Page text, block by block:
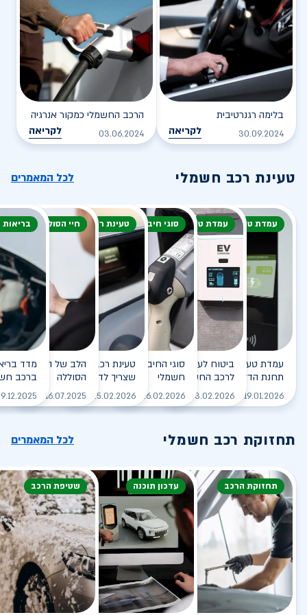
בלימה רגנרטיבית
30.09.2024 לקריאה
הרכב החשמלי כמקור אנרגיה
03.06.2024 לקריאה
טעינת רכב חשמלי לכל המאמרים
עמדת טעינה
עמדת טעינה - הסוף של
תחנת הדלק?
19.01.2026 לקריאה
עמדת טעינה
ביטוח לעמדת טעינה ביתית
לרכב החשמלי
03.02.2026 לקריאה
סוגי חיבור
סוגי החיבורים לטעינת רכב
חשמלי
26.02.2026 לקריאה
טעינת רכב חשמלי
טעינת רכב חשמלי - כל מה
שצריך לדעת
25.02.2026 לקריאה
חיי הסוללה
הלב של הרכב
הסוללה
16.07.2025
ברכב
תחזוקת רכב חשמלי לכל המאמרים
תחזוקת הרכב עדכון תוכנה שטיפת הרכב